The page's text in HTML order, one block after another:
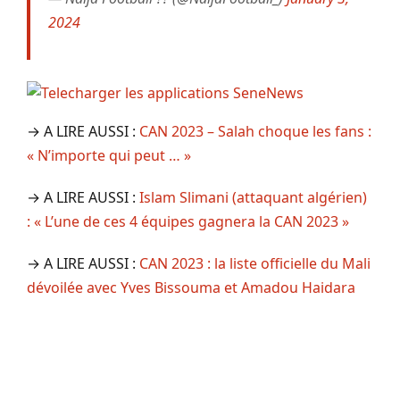
2024
→ A LIRE AUSSI : CAN 2023 – Salah choque les fans :
« N’importe qui peut … »
→ A LIRE AUSSI : Islam Slimani (attaquant algérien)
: « L’une de ces 4 équipes gagnera la CAN 2023 »
→ A LIRE AUSSI : CAN 2023 : la liste officielle du Mali
dévoilée avec Yves Bissouma et Amadou Haidara